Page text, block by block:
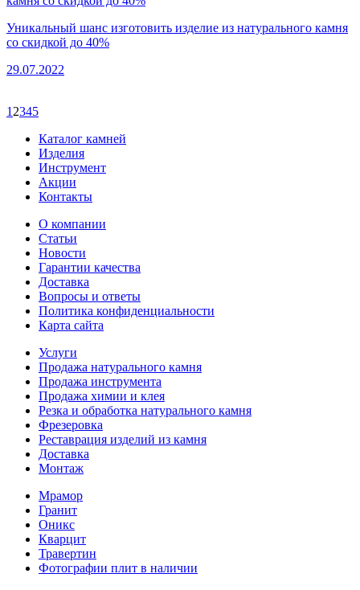
Уникальный шанс изготовить изделие из натурального камня
со скидкой до 40%
29.07.2022
1 2345
Каталог камней
Изделия
Инструмент
Акции
Контакты
О компании
Статьи
Новости
Гарантии качества
Доставка
Вопросы и ответы
Политика конфиденциальности
Карта сайта
Услуги
Продажа натурального камня
Продажа инструмента
Продажа химии и клея
Резка и обработка натурального камня
Фрезеровка
Реставрация изделий из камня
Доставка
Монтаж
Мрамор
Гранит
Оникс
Кварцит
Травертин
Фотографии плит в наличии